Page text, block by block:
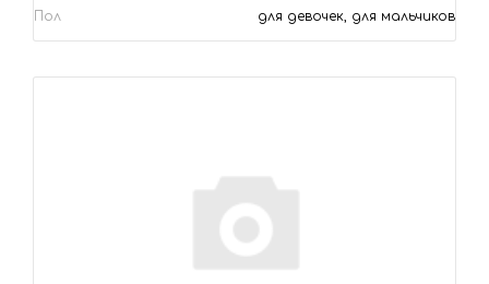
Пол
для девочек, для мальчиков